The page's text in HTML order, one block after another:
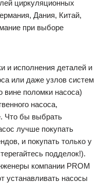
циркуляционных
Дания, Китай,
при выборе
и исполнения деталей и
или даже узлов систем
поломки насоса)
насоса,
Что бы выбрать
лучше покупать
и покупать только у
подделок!).
компании PROM
насосы